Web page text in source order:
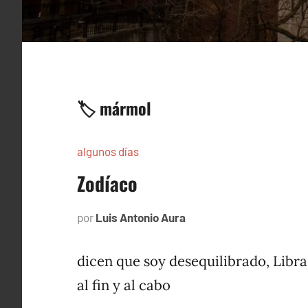
🏷️ mármol
algunos días
Zodíaco
por Luis Antonio Aura
1997
dicen que soy desequilibrado,
al fin y al cabo